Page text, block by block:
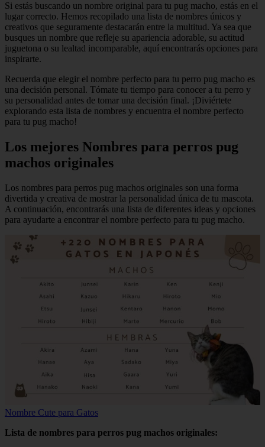
Si estás buscando un nombre original para tu pug macho, estás en el
lugar correcto. Hemos recopilado una lista de nombres únicos y
creativos que seguramente destacarán entre la multitud. Ya sea que
busques un nombre que refleje su apariencia adorable, su actitud
juguetona o su lealtad incomparable, aquí encontrarás opciones para
inspirarte.
Recuerda que elegir el nombre perfecto para tu perro pug macho es
una decisión personal. Tómate tu tiempo para conocer a tu perro y
su personalidad antes de tomar una decisión final. ¡Diviértete
explorando esta lista de nombres y encuentra el nombre perfecto
para tu pug macho!
Los mejores Nombres para perros pug
machos originales
Los nombres para perros pug machos originales son una forma
divertida y creativa de mostrar la personalidad única de tu mascota.
A continuación, encontrarás una lista de diferentes ideas y opciones
para ayudarte a encontrar el nombre perfecto para tu pug macho.
Nombre Cute para Gatos
Lista de nombres para perros pug machos originales: